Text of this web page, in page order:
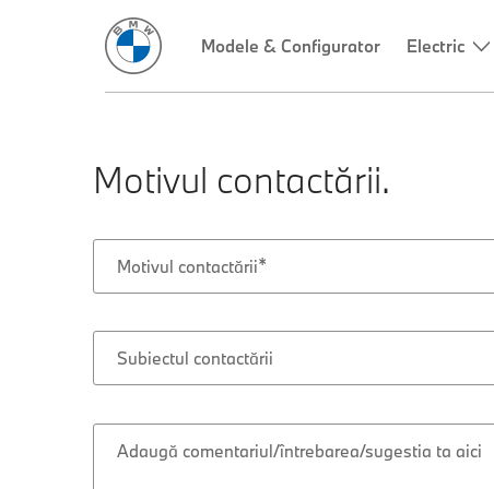
Motivul contactării.
Motivul contactării
Subiectul contactării
Adaugă comentariul/întrebarea/sugestia ta aici